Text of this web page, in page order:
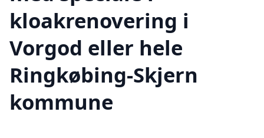
kloakrenovering i
Vorgod eller hele
Ringkøbing-Skjern
kommune